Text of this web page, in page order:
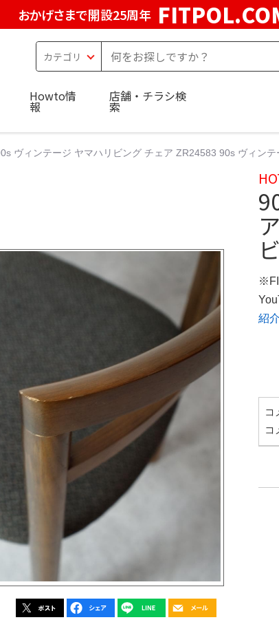
おかげさまで開設25周年
Howto情
報
店舗・チラシ検
索
ヴィンテージ ヤマハリビング チェア ZR24583 90s ヴィン
紹
コ
コ